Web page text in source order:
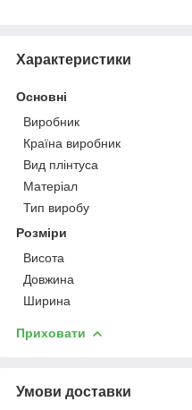
Характеристики
Основні
Виробник
Країна виробник
Вид плінтуса
Матеріал
Тип виробу
Розміри
Висота
Довжина
Ширина
Приховати
Умови доставки